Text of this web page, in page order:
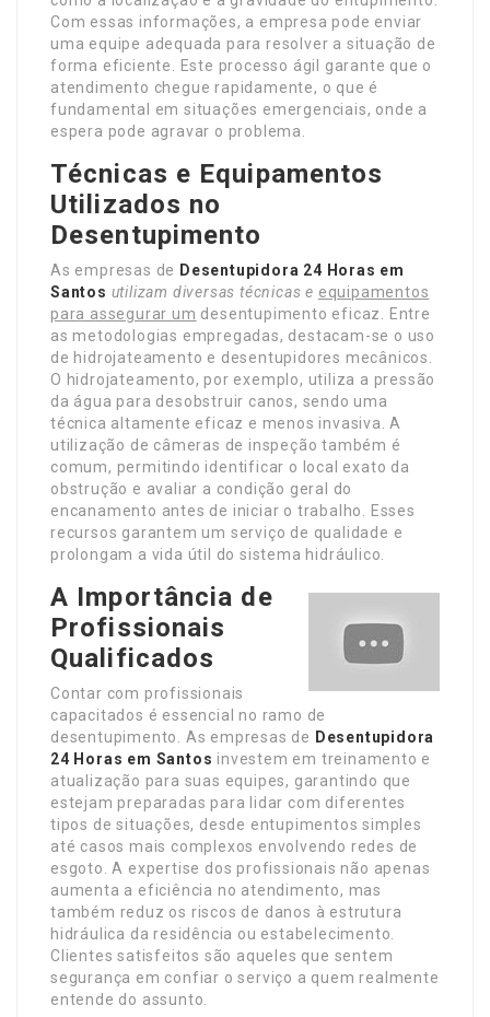
Com essas informações, a empresa pode enviar
uma equipe adequada para resolver a situação de
forma eficiente. Este processo ágil garante que o
atendimento chegue rapidamente, o que é
fundamental em situações emergenciais, onde a
espera pode agravar o problema.
Técnicas e Equipamentos
Utilizados no
Desentupimento
As empresas de Desentupidora 24 Horas em
Santos utilizam diversas técnicas e equipamentos
para assegurar um desentupimento eficaz. Entre
as metodologias empregadas, destacam-se o uso
de hidrojateamento e desentupidores mecânicos.
O hidrojateamento, por exemplo, utiliza a pressão
da água para desobstruir canos, sendo uma
técnica altamente eficaz e menos invasiva. A
utilização de câmeras de inspeção também é
comum, permitindo identificar o local exato da
obstrução e avaliar a condição geral do
encanamento antes de iniciar o trabalho. Esses
recursos garantem um serviço de qualidade e
prolongam a vida útil do sistema hidráulico.
A Importância de
Profissionais
Qualificados
Contar com profissionais
capacitados é essencial no ramo de
desentupimento. As empresas de Desentupidora
24 Horas em Santos investem em treinamento e
atualização para suas equipes, garantindo que
estejam preparadas para lidar com diferentes
tipos de situações, desde entupimentos simples
até casos mais complexos envolvendo redes de
esgoto. A expertise dos profissionais não apenas
aumenta a eficiência no atendimento, mas
também reduz os riscos de danos à estrutura
hidráulica da residência ou estabelecimento.
Clientes satisfeitos são aqueles que sentem
segurança em confiar o serviço a quem realmente
entende do assunto.